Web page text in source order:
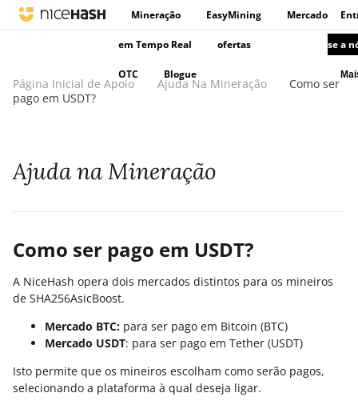
Mineração EasyMining Mercado
em Tempo Real ofertas
OTC Blogue
se a
Página Inicial de Apoio Ajuda Na Mineração
Como ser
pago em USDT?
Ajuda na Mineração
Como ser pago em USDT?
A NiceHash opera dois mercados distintos para os mineiros
de SHA256AsicBoost.
Mercado BTC: para ser pago em Bitcoin (BTC)
Mercado USDT: para ser pago em Tether (USDT)
Isto permite que os mineiros escolham como serão pagos,
selecionando a plataforma à qual deseja ligar.